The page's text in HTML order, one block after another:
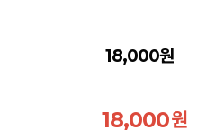
18,000원
18,000원